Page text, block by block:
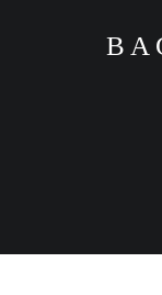
PIERCINGS